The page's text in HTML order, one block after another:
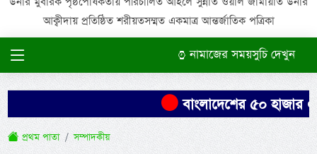
আক্বীদায় প্রতিষ্ঠিত শরীয়তসম্মত একমাত্র আন্তর্জাতিক পত্রিকা
নামাজের সময়সুচি দেখুন
বাংলাদেশের ৫০ হাজার
প্রথম পাতা সম্পাদকীয়